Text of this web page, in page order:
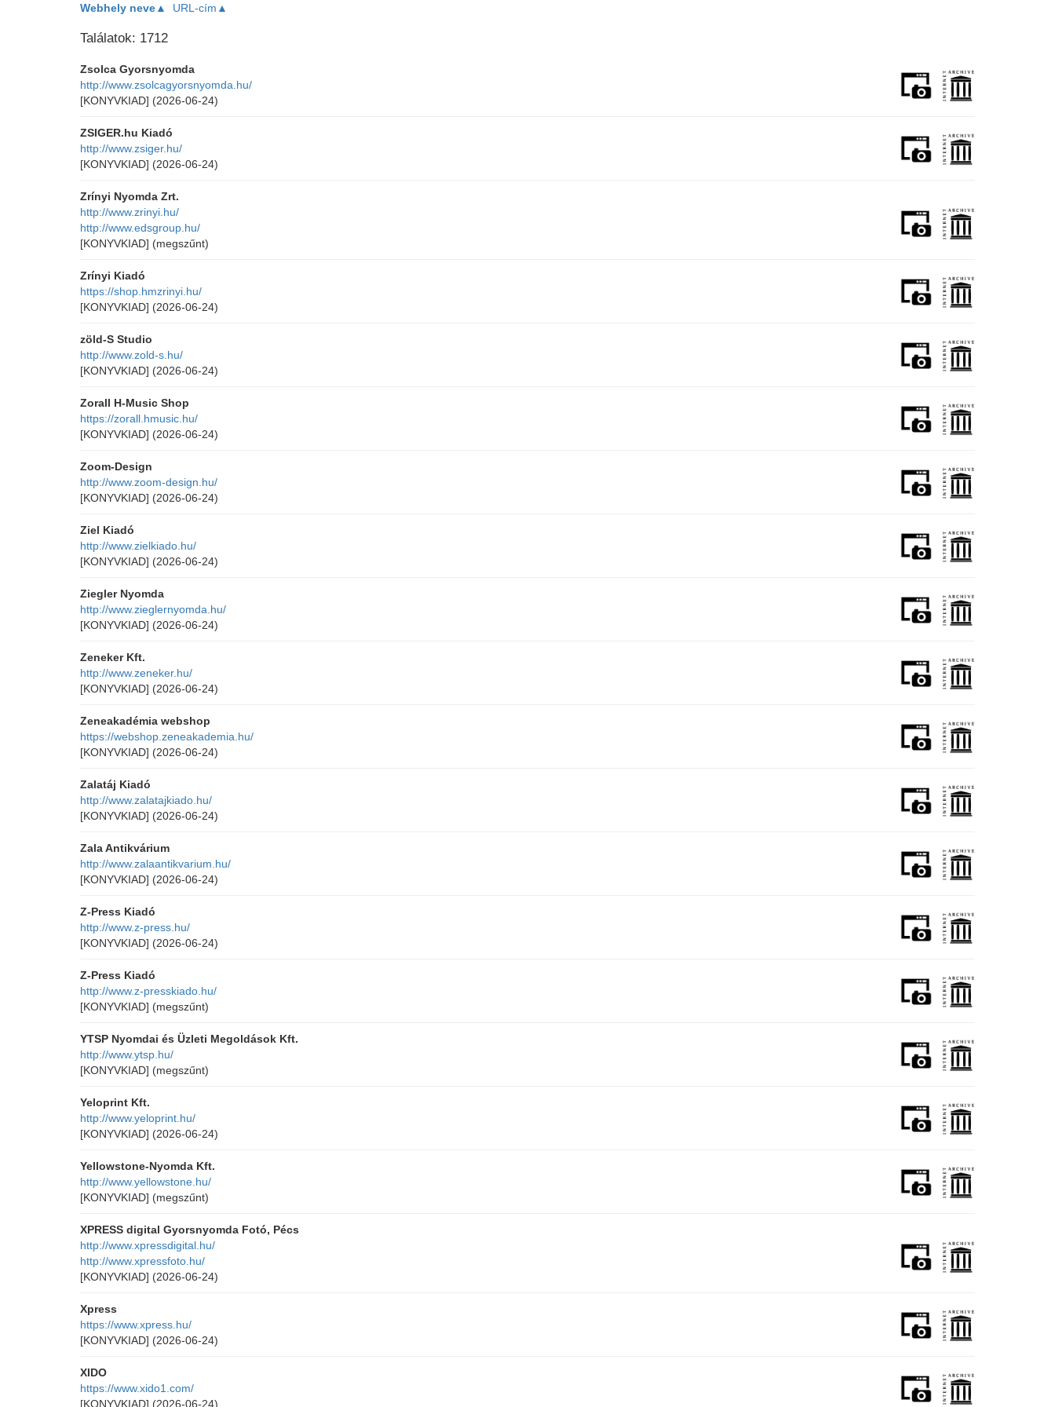
Webhely neve▲ URL-cím▲
Találatok: 1712
Zsolca Gyorsnyomda
http://www.zsolcagyorsnyomda.hu/
[KONYVKIAD] (2026-06-24)
ZSIGER.hu Kiadó
http://www.zsiger.hu/
[KONYVKIAD] (2026-06-24)
Zrínyi Nyomda Zrt.
http://www.zrinyi.hu/
http://www.edsgroup.hu/
[KONYVKIAD] (megszűnt)
Zrínyi Kiadó
https://shop.hmzrinyi.hu/
[KONYVKIAD] (2026-06-24)
zöld-S Studio
http://www.zold-s.hu/
[KONYVKIAD] (2026-06-24)
Zorall H-Music Shop
https://zorall.hmusic.hu/
[KONYVKIAD] (2026-06-24)
Zoom-Design
http://www.zoom-design.hu/
[KONYVKIAD] (2026-06-24)
Ziel Kiadó
http://www.zielkiado.hu/
[KONYVKIAD] (2026-06-24)
Ziegler Nyomda
http://www.zieglernyomda.hu/
[KONYVKIAD] (2026-06-24)
Zeneker Kft.
http://www.zeneker.hu/
[KONYVKIAD] (2026-06-24)
Zeneakadémia webshop
https://webshop.zeneakademia.hu/
[KONYVKIAD] (2026-06-24)
Zalatáj Kiadó
http://www.zalatajkiado.hu/
[KONYVKIAD] (2026-06-24)
Zala Antikvárium
http://www.zalaantikvarium.hu/
[KONYVKIAD] (2026-06-24)
Z-Press Kiadó
http://www.z-press.hu/
[KONYVKIAD] (2026-06-24)
Z-Press Kiadó
http://www.z-presskiado.hu/
[KONYVKIAD] (megszűnt)
YTSP Nyomdai és Üzleti Megoldások Kft.
http://www.ytsp.hu/
[KONYVKIAD] (megszűnt)
Yeloprint Kft.
http://www.yeloprint.hu/
[KONYVKIAD] (2026-06-24)
Yellowstone-Nyomda Kft.
http://www.yellowstone.hu/
[KONYVKIAD] (megszűnt)
XPRESS digital Gyorsnyomda Fotó, Pécs
http://www.xpressdigital.hu/
http://www.xpressfoto.hu/
[KONYVKIAD] (2026-06-24)
Xpress
https://www.xpress.hu/
[KONYVKIAD] (2026-06-24)
XIDO
https://www.xido1.com/
[KONYVKIAD] (2026-06-24)